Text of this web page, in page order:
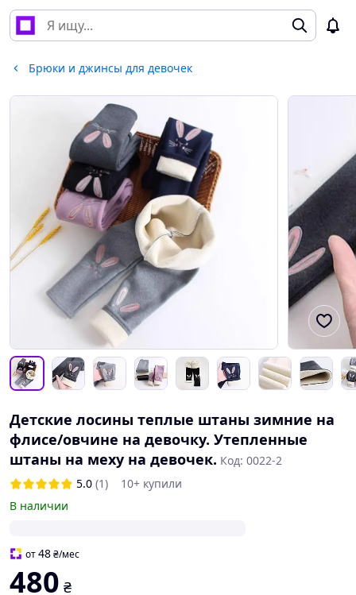
Брюки и джинсы для девочек
Детские лосины теплые штаны зимние на
флисе/овчине на девочку. Утепленные
штаны на меху на девочек. Код: 0022-2
5.0 (1)
10+ купили
В наличии
от48₴/мес
480 ₴